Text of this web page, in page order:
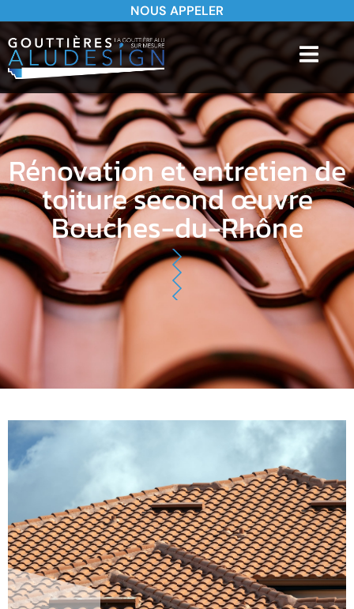
NOUS APPELER
Rénovation et entretien de
toiture second œuvre
Bouches-du-Rhône